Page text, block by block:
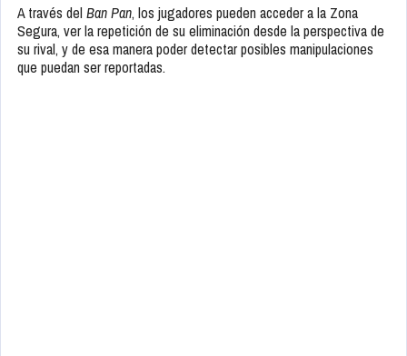
A través del Ban Pan, los jugadores pueden acceder a la Zona
Segura, ver la repetición de su eliminación desde la perspectiva de
su rival, y de esa manera poder detectar posibles manipulaciones
que puedan ser reportadas.